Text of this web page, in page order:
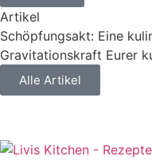
Artikel
Schöpfungsakt: Eine
Gravitationskraft Eurer
Alle Artikel